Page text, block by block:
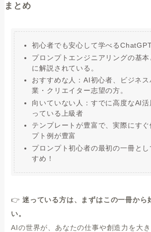
まとめ
初心者でも安心して学べるChatGPT
プロンプトエンジニアリングの基
に解説されている。
おすすめな人：AI初心者、ビジネス
業・クリエイター志望の方。
向いていない人：すでに高度なAI
っている上級者
テンプレートが豊富で、実際にす
プト例が豊富
プロンプト初心者の最初の一冊と
すめ！
👉迷っている方は、まずはこの一冊から
い。
AIの世界が、あなたの仕事や創造力を大